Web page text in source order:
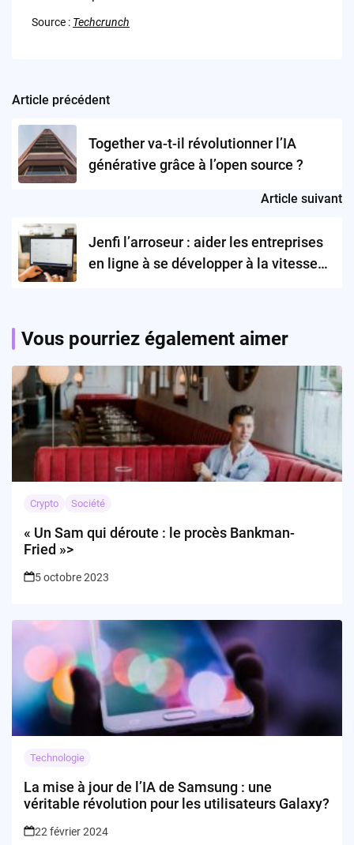
Source : Techcrunch
Post
navigation
Article précédent
Together va-t-il révolutionner l’IA
générative grâce à l’open source ?
Article suivant
Jenfi l’arroseur : aider les entreprises
en ligne à se développer à la vitesse
Vous pourriez également aimer
Crypto Société
« Un Sam qui déroute : le procès Bankman-
Fried »>
5 octobre 2023
Technologie
La mise à jour de l’IA de Samsung : une
véritable révolution pour les utilisateurs Galaxy?
22 février 2024